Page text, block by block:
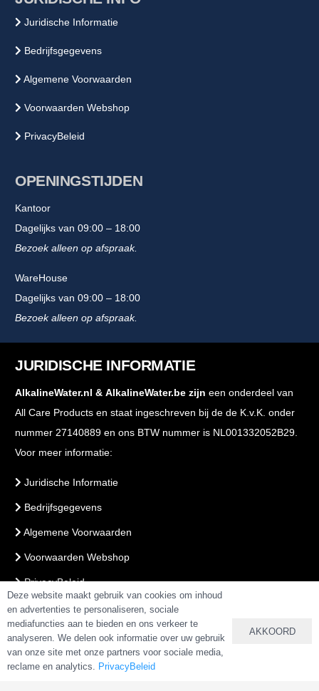
Juridische Informatie
Bedrijfsgegevens
Algemene Voorwaarden
Voorwaarden Webshop
PrivacyBeleid
OPENINGSTIJDEN
Kantoor
Dagelijks van 09:00 – 18:00
Bezoek alleen op afspraak.
WareHouse
Dagelijks van 09:00 – 18:00
Bezoek alleen op afspraak.
JURIDISCHE INFORMATIE
AlkalineWater.nl & AlkalineWater.be zijn een onderdeel van
All Care Products en staat ingeschreven bij de de K.v.K. onder
nummer 27140889 en ons BTW nummer is NL001332052B29.
Voor meer informatie:
Juridische Informatie
Bedrijfsgegevens
Algemene Voorwaarden
Voorwaarden Webshop
PrivacyBeleid
VEILIG BETALEN & BESTELLEN
Deze website maakt gebruik van cookies om inhoud
en advertenties te personaliseren, sociale
mediafuncties aan te bieden en ons verkeer te
analyseren. We delen ook informatie over uw gebruik
van onze site met onze partners voor sociale media,
reclame en analytics. PrivacyBeleid
AKKOORD